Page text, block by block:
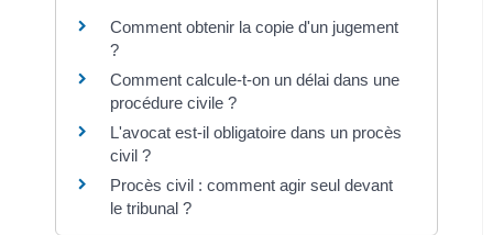
Comment obtenir la copie d'un jugement
?
Comment calcule-t-on un délai dans une
procédure civile ?
L'avocat est-il obligatoire dans un procès
civil ?
Procès civil : comment agir seul devant
le tribunal ?